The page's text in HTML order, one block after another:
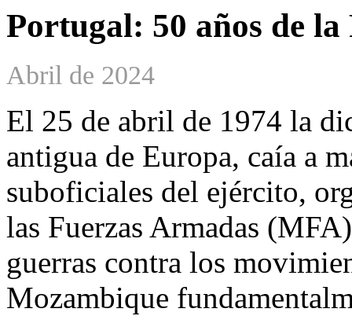
Portugal: 50 años de
Abril de 2024
El 25 de abril de 1974 la
antigua de Europa, caía a
suboficiales del ejército,
las Fuerzas Armadas
guerras contra los
Mozambique